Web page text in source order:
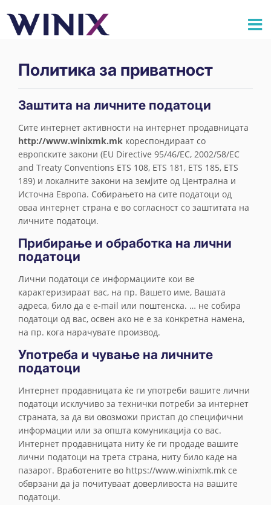
Политика за приватност
Заштита на личните податоци
Сите интернет активности на интернет продавницата
http://www.winixmk.mk кореспондираат со
европските закони (EU Directive 95/46/EC, 2002/58/EC
and Treaty Conventions ETS 108, ETS 181, ETS 185, ETS
189) и локалните закони на земјите од Централна и
Источна Европа. Собирањето на сите податоци од
оваа интернет страна е во согласност со заштитата на
личните податоци.
Прибирање и обработка на лични
податоци
Лични податоци се информациите кои ве
карактеризираат вас, на пр. Вашето име, Вашата
адреса, било да е e-mail или поштенска. … не собира
податоци од вас, освен ако не е за конкретна намена,
на пр. кога нарачувате производ.
Употреба и чување на личните
податоци
Интернет продавницата ќе ги употреби вашите лични
податоци исклучиво за технички потреби за интернет
страната, за да ви овозможи пристап до специфични
информации или за општа комуникација со вас.
Интернет продавницата ниту ќе ги продаде вашите
лични податоци на трета страна, ниту било каде на
пазарот. Вработените во https://www.winixmk.mk се
обврзани да ја почитуваат доверливоста на вашите
податоци.